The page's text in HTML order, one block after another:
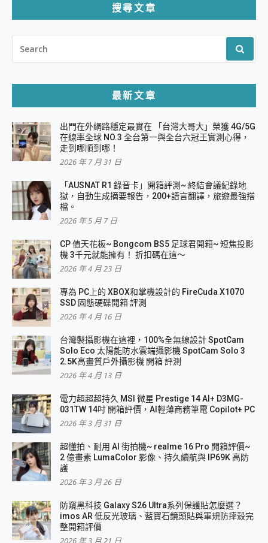
搜尋文章
FOR:
最新文章
出門在外網路穩定最實在 「台灣大哥大」榮獲 4G/5G
在線率全球 NO.3 全台第一與全台六冠王實測心得，
走到哪順到哪！
2026 年 7 月 31 日
「AUSNAT R1 錄音卡」開箱評測~ 終結會議紀錄地
獄，自動生成摘要報告，200+語言翻譯，旅遊最強搭
檔。
2026 年 5 月 7 日
CP 值天花板~ Bongcom BS5 足球君開箱~ 短焦投影
機 3千元就能擁有！ 折扣碼在這～
2026 年 4 月 23 日
專為 PC上的 XBOX和掌機設計的 FireCuda X1070
SSD 固態硬碟開箱 評測
2026 年 4 月 16 日
台灣製攝影機在這裡，100%全無線設計 SpotCam
Solo Eco 太陽能防水雲端攝影機 SpotCam Solo 3
2.5K高畫質戶外攝影機 開箱 評測
2026 年 4 月 13 日
電力超超超持久 MSI 微星 Prestige 14 AI+ D3MG-
031TW 14吋 開箱評價，AI輕薄商務筆電 Copilot+ PC
2026 年 3 月 31 日
超懂拍、耐用 AI 街拍機~ realme 16 Pro 開箱評價~
2 億畫素 LumaColor 影像、持久續航與 IP69K 高防
護
2026 年 3 月 26 日
防窺黑科技 Galaxy S26 Ultra系列保護貼怎麼選？
imos AR 低反光玻璃、藍寶石鏡頭貼與軍規防摔殼完
整開箱評價
2026 年 3 月 21 日